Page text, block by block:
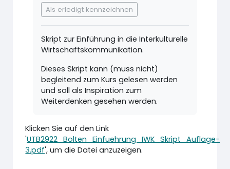
Als erledigt kennzeichnen
Skript zur Einführung in die Interkulturelle
Wirtschaftskommunikation.
Dieses Skript kann (muss nicht)
begleitend zum Kurs gelesen werden
und soll als Inspiration zum
Weiterdenken gesehen werden.
Klicken Sie auf den Link
'UTB2922_Bolten_Einfuehrung_IWK_Skript_Auflage-
3.pdf', um die Datei anzuzeigen.